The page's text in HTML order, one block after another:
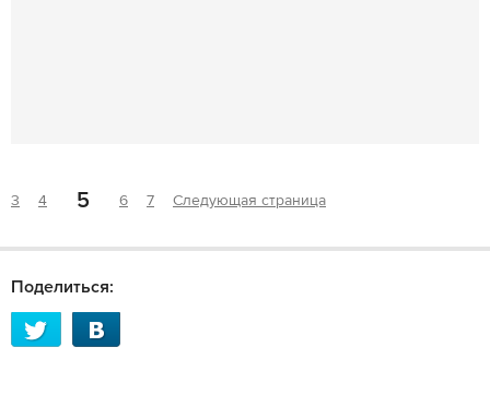
3 4 5 6 7 Следующая страница
Поделиться: